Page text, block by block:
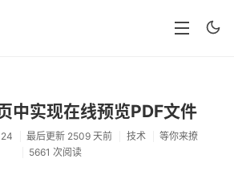
分类
分享
中实现在线预览PDF文件
最后更新 2509 天前 技术
等你来撩
5661 次阅读